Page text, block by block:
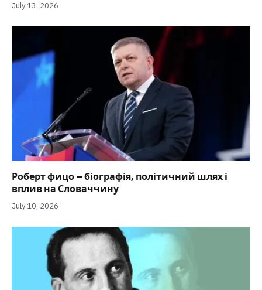
July 13, 2026
Роберт фицо – біографія, політичний шлях і
вплив на Словаччину
July 10, 2026